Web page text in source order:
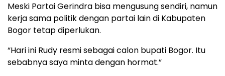
Meski Partai Gerindra bisa mengusung sendiri, namun
kerja sama politik dengan partai lain di Kabupaten
Bogor tetap diperlukan.
“Hari ini Rudy resmi sebagai calon bupati Bogor. Itu
sebabnya saya minta dengan hormat.”